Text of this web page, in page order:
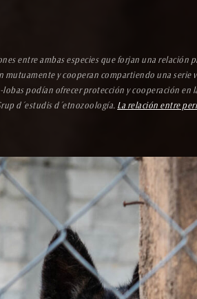
entre ambas especies que forjan una relación
y cooperan compartiendo una serie
podían ofrecer protección y cooperación
d´estudis d´etnozoología. La relación entre